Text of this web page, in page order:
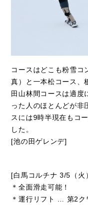
コースはどこも粉雪コ
真）と一本松コース、
田山林間コースは適度
った人のほとんどが非
スには9時半現在もコ
した。
[池の田ゲレンデ]
[白馬コルチナ 3/5（火
＊全面滑走可能！
＊運行リフト … 第2